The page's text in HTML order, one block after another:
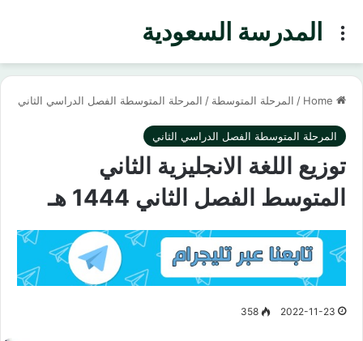
المدرسة السعوديةMenu
/ المرحلة المتوسطة / المرحلة المتوسطة الفصل الدراسي الثاني
المرحلة المتوسطة الفصل الدراسي الثاني
توزيع اللغة الانجليزية الثاني
المتوسط الفصل الثاني 1444 هـ
2022-11-23
358